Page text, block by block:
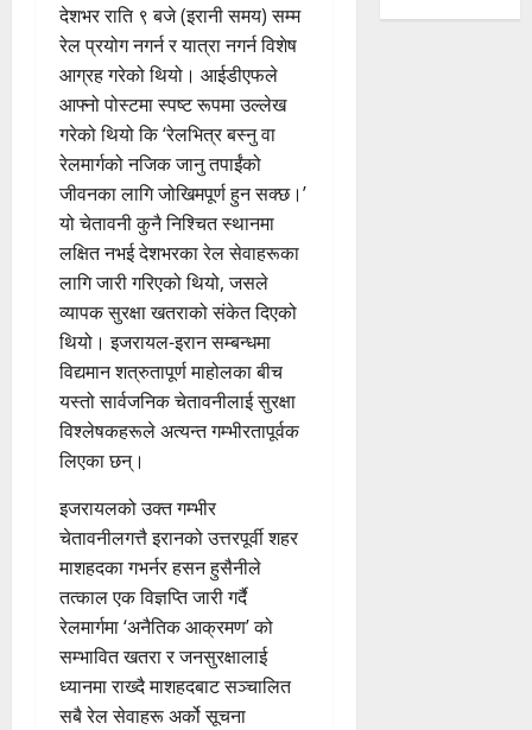
देशभर राति ९ बजे (इरानी समय) सम्म
रेल प्रयोग नगर्न र यात्रा नगर्न विशेष
आग्रह गरेको थियो। आईडीएफले
आफ्नो पोस्टमा स्पष्ट रूपमा उल्लेख
गरेको थियो कि ‘रेलभित्र बस्नु वा
रेलमार्गको नजिक जानु तपाईंको
जीवनका लागि जोखिमपूर्ण हुन सक्छ।’
यो चेतावनी कुनै निश्चित स्थानमा
लक्षित नभई देशभरका रेल सेवाहरूका
लागि जारी गरिएको थियो, जसले
व्यापक सुरक्षा खतराको संकेत दिएको
थियो। इजरायल-इरान सम्बन्धमा
विद्यमान शत्रुतापूर्ण माहोलका बीच
यस्तो सार्वजनिक चेतावनीलाई सुरक्षा
विश्लेषकहरूले अत्यन्त गम्भीरतापूर्वक
लिएका छन्।
इजरायलको उक्त गम्भीर
चेतावनीलगत्तै इरानको उत्तरपूर्वी शहर
माशहदका गभर्नर हसन हुसैनीले
तत्काल एक विज्ञप्ति जारी गर्दै
रेलमार्गमा ‘अनैतिक आक्रमण’ को
सम्भावित खतरा र जनसुरक्षालाई
ध्यानमा राख्दै माशहदबाट सञ्चालित
सबै रेल सेवाहरू अर्को सूचना